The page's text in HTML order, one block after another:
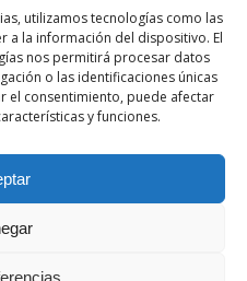
utilizamos tecnologías como las
a la información del dispositivo. El
nos permitirá procesar datos
o las identificaciones únicas
el consentimiento, puede afectar
y funciones.
Created for free using
andColibri